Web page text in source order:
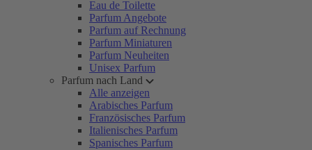
Eau de Toilette
Parfum Angebote
Parfum auf Rechnung
Parfum Miniaturen
Parfum Neuheiten
Unisex Parfum
Parfum nach Land
Alle anzeigen
Arabisches Parfum
Französisches Parfum
Italienisches Parfum
Spanisches Parfum